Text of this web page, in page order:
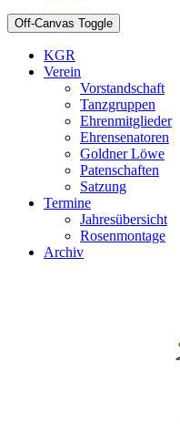
Off-Canvas Toggle
KGR
Verein
Vorstandschaft
Tanzgruppen
Ehrenmitglieder
Ehrensenatoren
Goldner Löwe
Patenschaften
Satzung
Termine
Jahresübersicht
Rosenmontage
Archiv